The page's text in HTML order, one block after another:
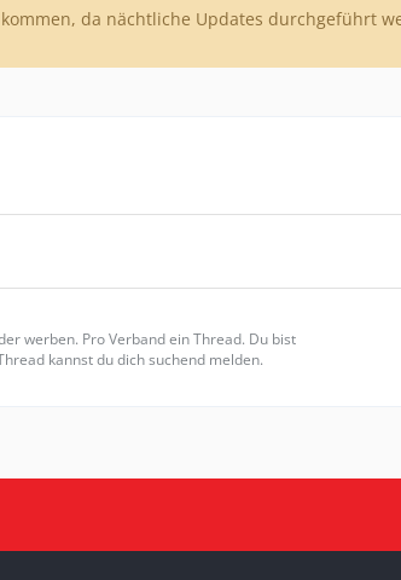
da nächtliche Updates durchgeführt
werben. Pro Verband ein Thread. Du bist
kannst du dich suchend melden.